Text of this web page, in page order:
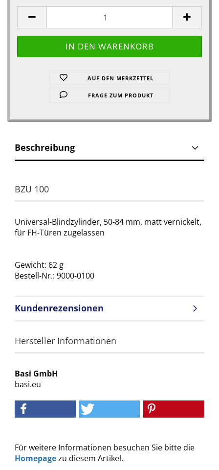
AUF DEN MERKZETTEL
FRAGE ZUM PRODUKT
Beschreibung
BZU 100
Universal-Blindzylinder, 50-84 mm, matt vernickelt,
für FH-Türen zugelassen
Gewicht: 62 g
Bestell-Nr.: 9000-0100
Kundenrezensionen
Hersteller Informationen
Basi GmbH
basi.eu
Für weitere Informationen besuchen Sie bitte die
Homepagezu diesem Artikel.